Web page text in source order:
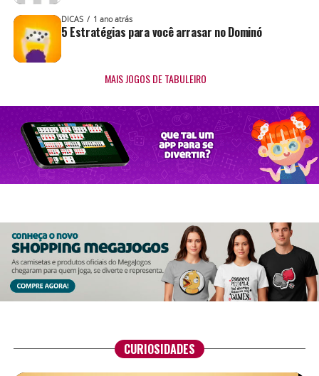
DICAS 1 ano atrás
5 Estratégias para você arrasar no Dominó
MAIS JOGOS DE TABULEIRO
CURIOSIDADES